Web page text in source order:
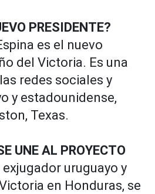
PRESIDENTE?
es el nuevo
del Victoria. Es una
redes sociales y
y estadounidense,
Texas.
UNE AL PROYECTO
uruguayo y
en Honduras, se